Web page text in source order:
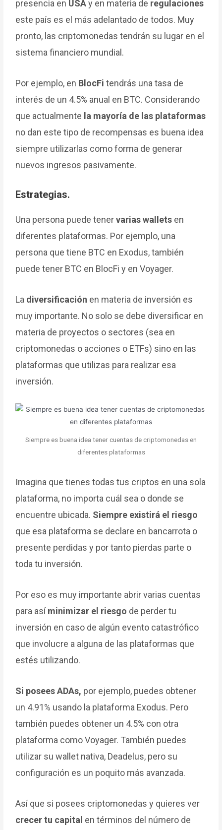
presencia en USAy en materia de regulaciones
este país es el más adelantado de todos. Muy
pronto, las criptomonedas tendrán su lugar en el
sistema financiero mundial.
Por ejemplo, en BlocFi tendrás una tasa de
interés de un 4.5% anual en BTC. Considerando
que actualmente la mayoría de las plataformas
no dan este tipo de recompensas es buena idea
siempre utilizarlas como forma de generar
nuevos ingresos pasivamente.
Estrategias.
Una persona puede tenervarias wallets en
diferentes plataformas. Por ejemplo, una
persona que tiene BTC en Exodus, también
puede tener BTC en BlocFi y en Voyager.
La diversificación en materia de inversión es
muy importante. No solo se debe diversificar en
materia de proyectos o sectores (sea en
criptomonedas o acciones o ETFs) sino en las
plataformas que utilizas para realizar esa
inversión.
Siempre es buena idea tener cuentas de criptomonedas en
diferentes plataformas
Imagina que tienes todas tus criptos en una sola
plataforma, no importa cuál sea o donde se
encuentre ubicada. Siempre existirá el riesgo
que esa plataforma se declare en bancarrota o
presente perdidas y por tanto pierdas parte o
toda tu inversión.
Por eso es muy importante abrir varias cuentas
para asíminimizar el riesgo de perder tu
inversión en caso de algún evento catastrófico
que involucre a alguna de las plataformas que
estés utilizando.
Si posees ADAs, por ejemplo, puedes obtener
un 4.91% usando la plataforma Exodus. Pero
también puedes obtener un 4.5% con otra
plataforma como Voyager. También puedes
utilizar su wallet nativa, Deadelus, pero su
configuración es un poquito más avanzada.
Así que si posees criptomonedas y quieres ver
crecer tu capital en términos del número de